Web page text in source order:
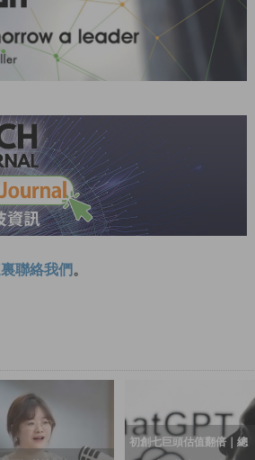
聯絡我們 。
初創七巨頭估值翻倍｜總